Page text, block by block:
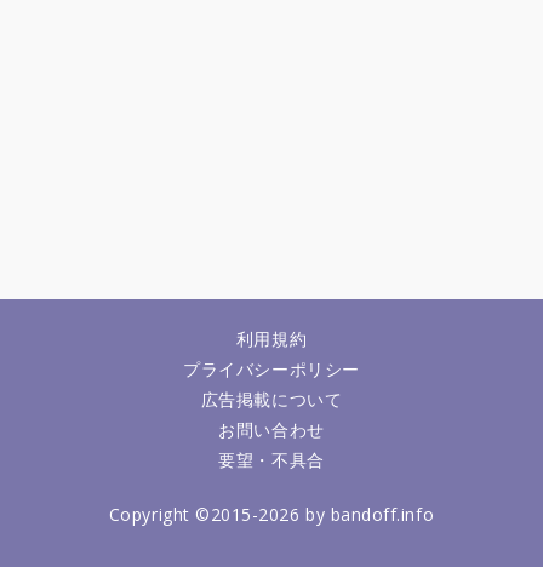
利用規約
プライバシーポリシー
広告掲載について
お問い合わせ
要望・不具合
Copyright ©2015-2026 by bandoff.info